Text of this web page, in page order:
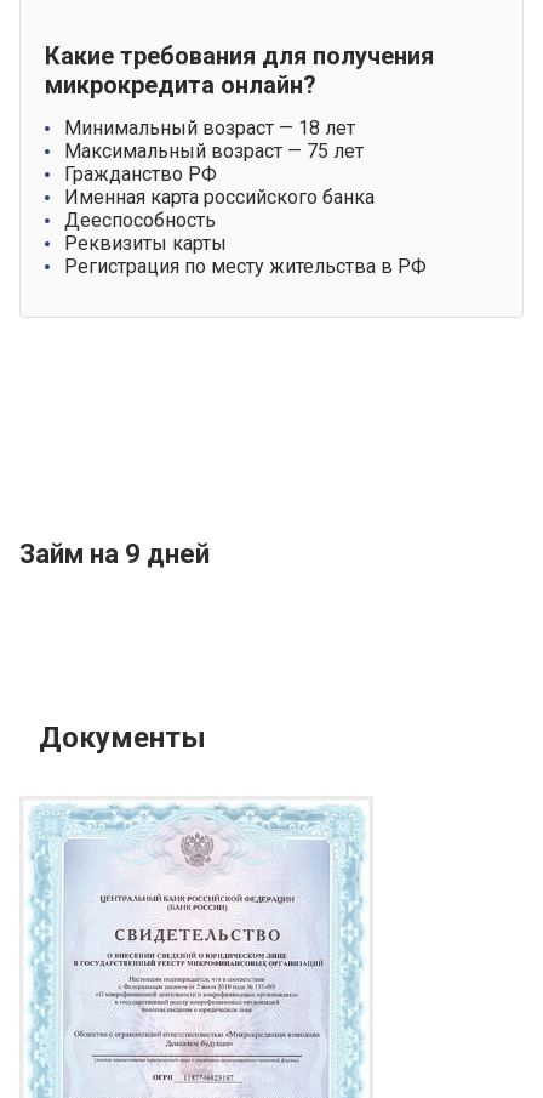
Какие требования для получения
микрокредита онлайн?
Минимальный возраст — 18 лет
Максимальный возраст — 75 лет
Гражданство РФ
Именная карта российского банка
Дееспособность
Реквизиты карты
Регистрация по месту жительства в РФ
Займ на 9 дней
Документы